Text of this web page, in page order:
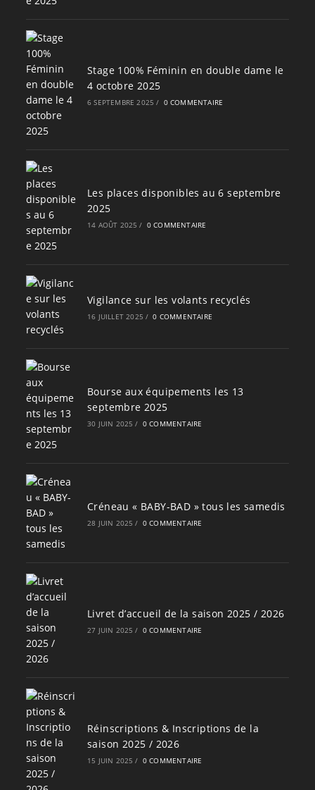
Stage 100% Féminin en double dame le
4 octobre 2025
6 SEPTEMBRE 2025 / 0 COMMENTAIRE
Les places disponibles au 6 septembre
2025
14 AOÛT 2025 / 0 COMMENTAIRE
Vigilance sur les volants recyclés
16 JUILLET 2025 / 0 COMMENTAIRE
Bourse aux équipements les 13
septembre 2025
30 JUIN 2025 / 0 COMMENTAIRE
Créneau « BABY-BAD » tous les samedis
28 JUIN 2025 / 0 COMMENTAIRE
Livret d’accueil de la saison 2025 / 2026
27 JUIN 2025 / 0 COMMENTAIRE
Réinscriptions & Inscriptions de la
saison 2025 / 2026
15 JUIN 2025 / 0 COMMENTAIRE